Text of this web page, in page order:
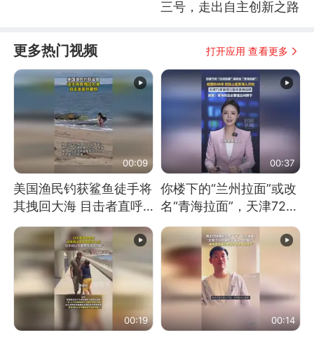
三号，走出自主创新之路
更多热门视频 打开应用 查看更多
00:09
美国渔民钓获鲨鱼徒手将
其拽回大海 目击者直呼
震惊 （视频来源：参考
消息）
00:37
你楼下的“兰州拉面”或改
名“青海拉面”，天津72家
面馆已集体更换招牌
00:19 00:14